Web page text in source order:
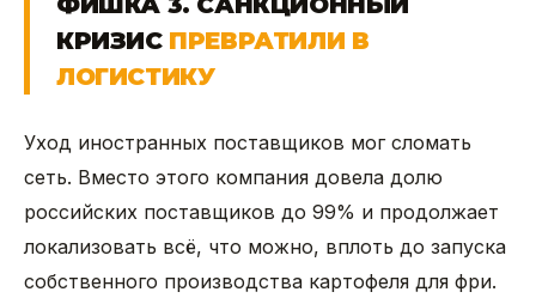
КРИЗИС ПРЕВРАТИЛИ В
ЛОГИСТИКУ
Уход иностранных поставщиков мог сломать
сеть. Вместо этого компания довела долю
российских поставщиков до 99% и продолжает
локализовать всё, что можно, вплоть до запуска
собственного производства картофеля для фри.